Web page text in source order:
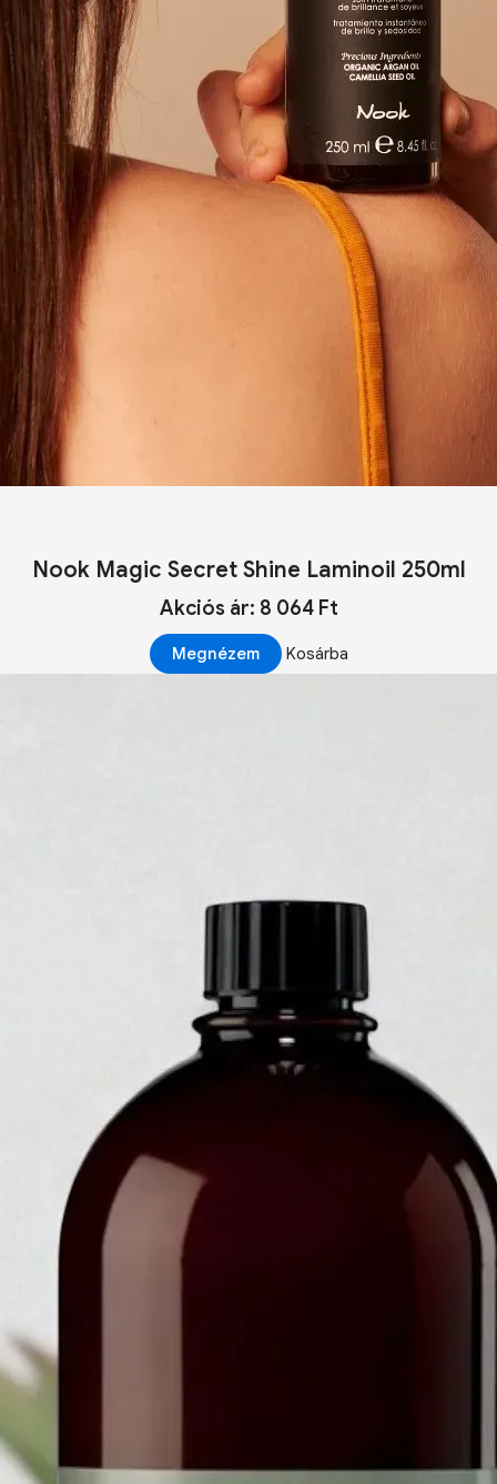
Nook Magic Secret Shine Laminoil 250ml
Akciós ár: 8 064 Ft
Megnézem Kosárba